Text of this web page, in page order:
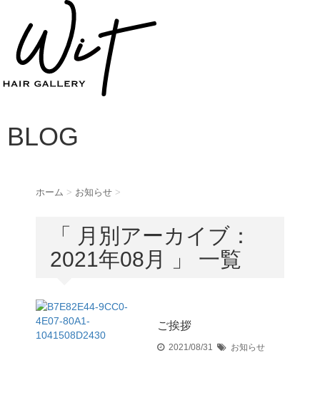
BLOG
ホーム > お知らせ >
「 月別アーカイブ：
2021年08月 」 一覧
ご挨拶
2021/08/31 お知らせ